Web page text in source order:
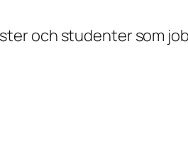
och studenter som